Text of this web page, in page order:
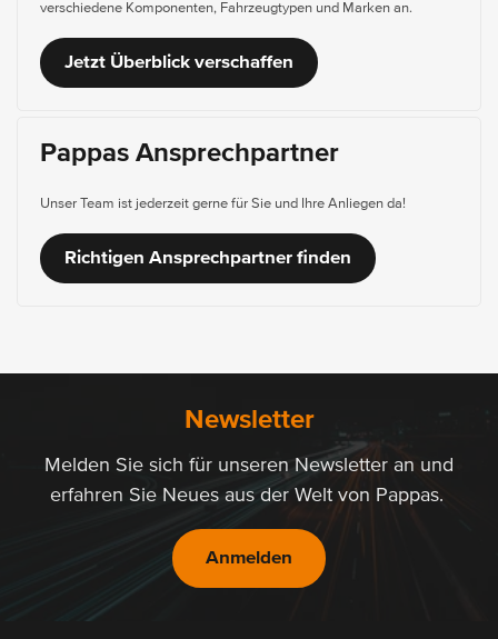
verschiedene Komponenten, Fahrzeugtypen und Marken an.
Jetzt Überblick verschaffen
Pappas Ansprechpartner
Unser Team ist jederzeit gerne für Sie und Ihre Anliegen da!
Richtigen Ansprechpartner finden
Newsletter
Melden Sie sich für unseren Newsletter an und
erfahren Sie Neues aus der Welt von Pappas.
Anmelden